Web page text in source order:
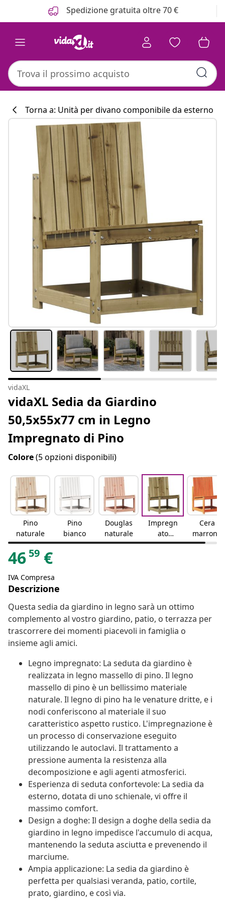
Spedizione gratuita oltre 70 €
Torna a: Unità per divano componibile da esterno
vidaXL
vidaXL Sedia da Giardino
50,5x55x77 cm in Legno
Impregnato di Pino
Colore(5 opzioni disponibili)
Pino
naturale
Pino
bianco
Douglas
naturale
Impregn
ato
naturale
Cera
marrone
46 59 €
IVA Compresa
Descrizione
Questa sedia da giardino in legno sarà un ottimo
complemento al vostro giardino, patio, o terrazza per
trascorrere dei momenti piacevoli in famiglia o
insieme agli amici.
Legno impregnato: La seduta da giardino è
realizzata in legno massello di pino. Il legno
massello di pino è un bellissimo materiale
naturale. Il legno di pino ha le venature dritte, e i
nodi conferiscono al materiale il suo
caratteristico aspetto rustico. L'impregnazione è
un processo di conservazione eseguito
utilizzando le autoclavi. Il trattamento a
pressione aumenta la resistenza alla
decomposizione e agli agenti atmosferici.
Esperienza di seduta confortevole: La sedia da
esterno, dotata di uno schienale, vi offre il
massimo comfort.
Design a doghe: Il design a doghe della sedia da
giardino in legno impedisce l'accumulo di acqua,
mantenendo la seduta asciutta e prevenendo il
marciume.
Ampia applicazione: La sedia da giardino è
perfetta per qualsiasi veranda, patio, cortile,
prato, giardino, e così via.